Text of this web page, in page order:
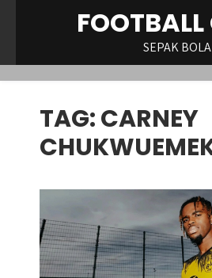
SEPAK BOLA
TAG:CARNEY